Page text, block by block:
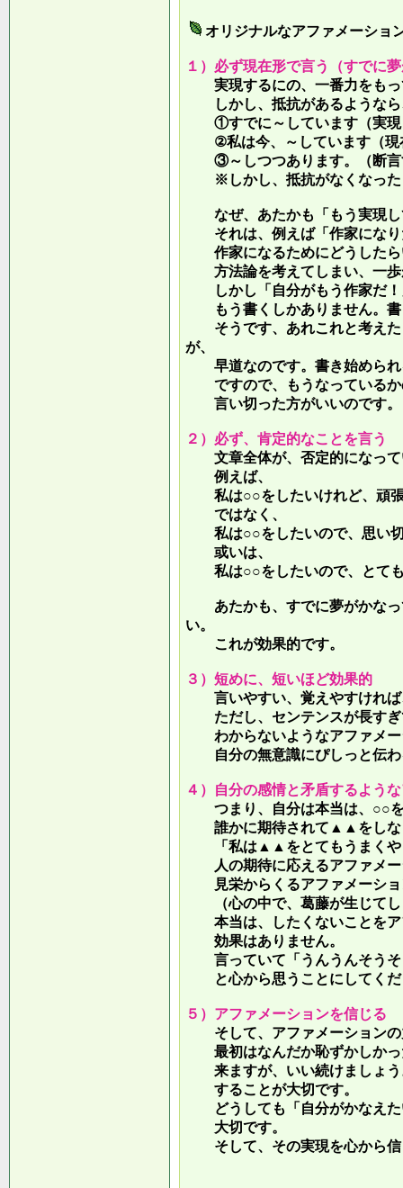
オリジナルなアファメーショ
１）必ず現在形で言う（すでに
実現するにの、一番力をもっ
しかし、抵抗があるような
①すでに～しています（実現
②私は今、～しています（現
③～しつつあります。（断言
※しかし、抵抗がなくなった
なぜ、あたかも「もう実現し
それは、例えば「作家になり
作家になるためにどうしたら
方法論を考えてしまい、一歩
しかし「自分がもう作家だ！
もう書くしかありません。書
そうです、あれこれと考えた
が、
早道なのです。書き始められ
ですので、もうなっているか
言い切った方がいいのです。
２）必ず、肯定的なことを言う
文章全体が、否定的になっ
例えば、
私は○○をしたいけれど、頑張
ではなく、
私は○○をしたいので、思い切
或いは、
私は○○をしたいので、とても
あたかも、すでに夢がかなっ
い。
これが効果的です。
３）短めに、短いほど効果的
言いやすい、覚えやすければ
ただし、センテンスが長すぎ
わからないようなアファメー
自分の無意識にぴしっと伝わ
４）自分の感情と矛盾するよう
つまり、自分は本当は、○○を
誰かに期待されて▲▲をしな
「私は▲▲をとてもうまくや
人の期待に応えるアファメ
見栄からくるアファメーショ
（心の中で、葛藤が生じてし
本当は、したくないことをア
効果はありません。
言っていて 「うんうんそう
と心から思うことにしてくだ
５）アファメーションを信じる
そして、アファメーションの
最初はなんだか恥ずかしかっ
来ますが、いい続けましょう
することが大切です。
どうしても「自分がかなえた
大切です。
そして、その実現を心から信